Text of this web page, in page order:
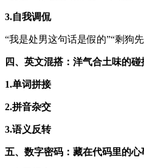
3.自我调侃
“我是处男这句话是假的”“剩狗
四、英文混搭：洋气合土味的碰
1.单词拼接
2.拼音杂交
3.语义反转
五、数字密码：藏在代码里的心